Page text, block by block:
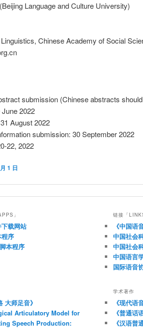
Language and Culture University)
Chinese Academy of Social
submission (Chinese abstracts
2022
August 2022
submission: 30 September 2022
22, 2022
1 日
」
载网站
序
本程序
大师足音》
Articulatory Model for
Speech Production:
链接「
《中国语
中国社会
中国社会
中国语言
国际语音
学术著作
《现代语
《普通话
《汉语普